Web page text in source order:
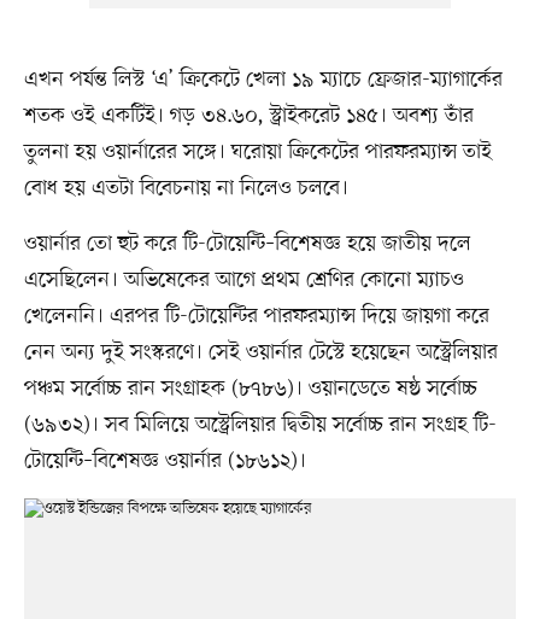
এখন পর্যন্ত লিস্ট ‘এ’ ক্রিকেটে খেলা ১৯ ম্যাচে ফ্রেজার-ম্যাগার্কের
শতক ওই একটিই। গড় ৩৪.৬০, স্ট্রাইকরেট ১৪৫। অবশ্য তাঁর
তুলনা হয় ওয়ার্নারের সঙ্গে। ঘরোয়া ক্রিকেটের পারফরম্যান্স তাই
বোধ হয় এতটা বিবেচনায় না নিলেও চলবে।
ওয়ার্নার তো হুট করে টি-টোয়েন্টি–বিশেষজ্ঞ হয়ে জাতীয় দলে
এসেছিলেন। অভিষেকের আগে প্রথম শ্রেণির কোনো ম্যাচও
খেলেননি। এরপর টি-টোয়েন্টির পারফরম্যান্স দিয়ে জায়গা করে
নেন অন্য দুই সংস্করণে। সেই ওয়ার্নার টেস্টে হয়েছেন অস্ট্রেলিয়ার
পঞ্চম সর্বোচ্চ রান সংগ্রাহক (৮৭৮৬)। ওয়ানডেতে ষষ্ঠ সর্বোচ্চ
(৬৯৩২)। সব মিলিয়ে অস্ট্রেলিয়ার দ্বিতীয় সর্বোচ্চ রান সংগ্রহ টি-
টোয়েন্টি–বিশেষজ্ঞ ওয়ার্নার (১৮৬১২)।